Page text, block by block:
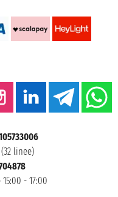
linee)
- 17:00